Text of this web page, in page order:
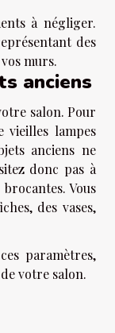
à négliger.
des
murs.
anciens
salon. Pour
vieilles lampes
anciens ne
donc pas à
Vous
des vases,
paramètres,
votre salon.